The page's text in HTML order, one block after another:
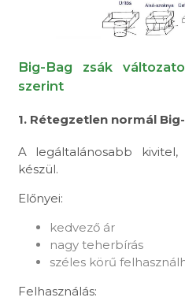
Big-Bag zsák
szerint
1. Rétegzetlen normál
A legáltalánosabb
készül.
Előnyei:
kedvező ár
nagy teherbírás
széles körű
Felhasználás: